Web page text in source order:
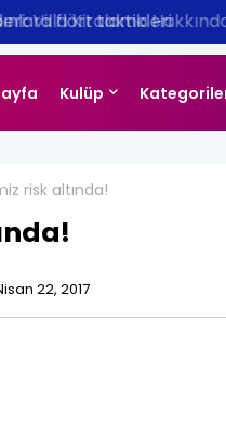
flört taktikleri
Kulüp
risk altında!
22, 2017